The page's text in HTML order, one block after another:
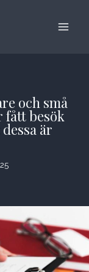
och små
fått besök
är